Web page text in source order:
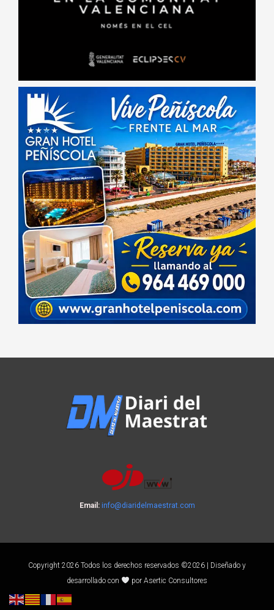
Email: info@diaridelmaestrat.com
Copyright 2026 Todos los derechos reservados ©2026 | Diseñado y
desarrollado con
por Asertic Consultores